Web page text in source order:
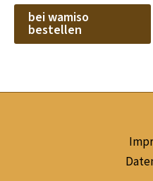
bei wamiso
bestellen